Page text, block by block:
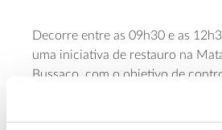
Decorre entre as 09h30 e as
uma iniciativa de restauro na
Bussaco, com o objetivo de
invasoras que põe em risco uma
relíquia. Para participar nesta